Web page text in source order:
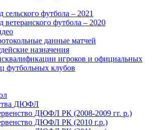
сельского футбола – 2021
ветеранского футбола – 2020
данные матчей
назначения
игроков и официальных
футбольных клубов
ДЮФЛ
ДЮФЛ РК (2008-2009 гг. р.)
ДЮФЛ РК (2010 г.р.)